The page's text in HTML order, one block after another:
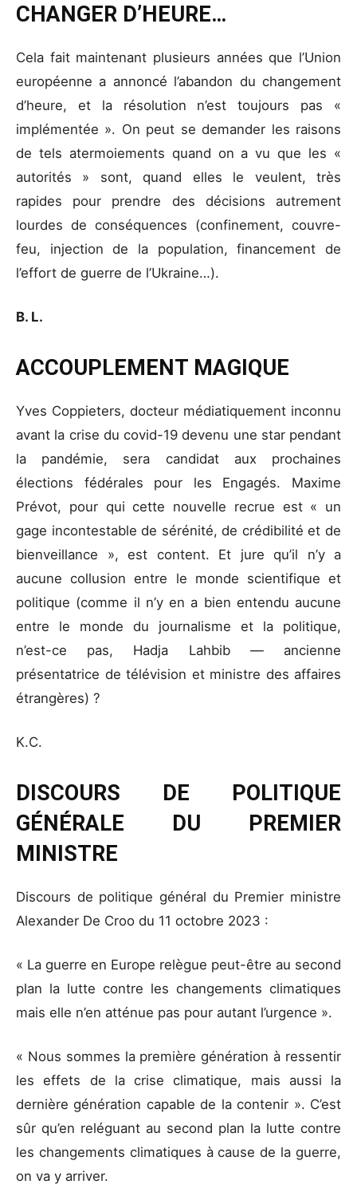
CHANGER D’HEURE…
Cela fait maintenant plusieurs années que l’Union
européenne a annoncé l’abandon du changement
d’heure, et la résolution n’est toujours pas «
implémentée ». On peut se demander les raisons
de tels atermoiements quand on a vu que les «
autorités » sont, quand elles le veulent, très
rapides pour prendre des décisions autrement
lourdes de conséquences (confinement, couvre-
feu, injection de la population, financement de
l’effort de guerre de l’Ukraine…).
B. L.
ACCOUPLEMENT MAGIQUE
Yves Coppieters, docteur médiatiquement inconnu
avant la crise du covid-19 devenu une star pendant
la pandémie, sera candidat aux prochaines
élections fédérales pour les Engagés. Maxime
Prévot, pour qui cette nouvelle recrue est « un
gage incontestable de sérénité, de crédibilité et de
bienveillance », est content. Et jure qu’il n’y a
aucune collusion entre le monde scientifique et
politique (comme il n’y en a bien entendu aucune
entre le monde du journalisme et la politique,
n’est-ce pas, Hadja Lahbib — ancienne
présentatrice de télévision et ministre des affaires
étrangères) ?
K.C.
DISCOURS DE POLITIQUE
GÉNÉRALE DU PREMIER
MINISTRE
Discours de politique général du Premier ministre
Alexander De Croo du 11 octobre 2023 :
« La guerre en Europe relègue peut-être au second
plan la lutte contre les changements climatiques
mais elle n’en atténue pas pour autant l’urgence ».
« Nous sommes la première génération à ressentir
les effets de la crise climatique, mais aussi la
dernière génération capable de la contenir ». C’est
sûr qu’en reléguant au second plan la lutte contre
les changements climatiques à cause de la guerre,
on va y arriver.